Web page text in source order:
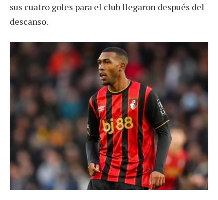
sus cuatro goles para el club llegaron después del
descanso.